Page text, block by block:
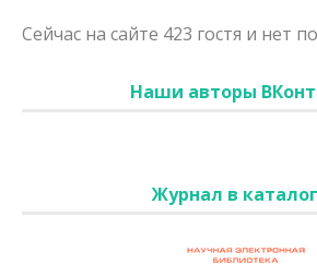
Сейчас на сайте 423 гостя и нет
Наши авторы
Журнал в